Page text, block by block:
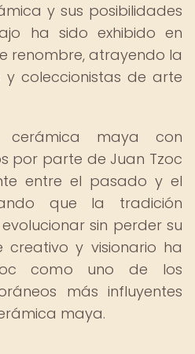
y sus posibilidades
ha sido exhibido en
renombre, atrayendo la
coleccionistas de arte
maya con
por parte de Juan Tzoc
entre el pasado y el
que la tradición
sin perder su
creativo y visionario ha
como uno de los
más influyentes
maya.